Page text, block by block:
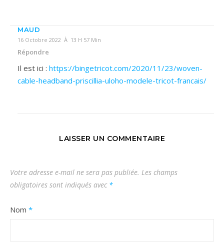
MAUD
16 Octobre 2022 À 13 H 57 Min
Répondre
Il est ici : https://bingetricot.com/2020/11/23/woven-
cable-headband-priscillia-uloho-modele-tricot-francais/
LAISSER UN COMMENTAIRE
Votre adresse e-mail ne sera pas publiée. Les champs
obligatoires sont indiqués avec *
Nom *